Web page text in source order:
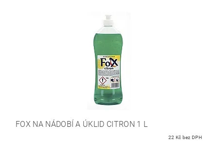
FOX NA NÁDOBÍ A ÚKLID CITRON 1 L
22 Kč bez DPH